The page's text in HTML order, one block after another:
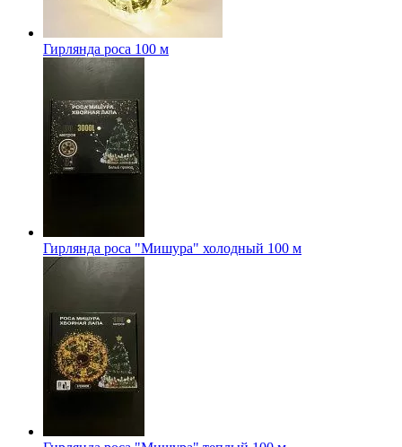
Гирлянда роса 100 м
Гирлянда роса "Мишура" холодный 100 м